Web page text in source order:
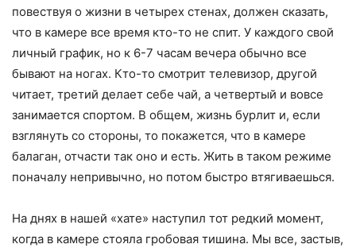
повествуя о жизни в четырех стенах, должен сказать,
что в камере все время кто-то не спит. У каждого свой
личный график, но к 6-7 часам вечера обычно все
бывают на ногах. Кто-то смотрит телевизор, другой
читает, третий делает себе чай, а четвертый и вовсе
занимается спортом. В общем, жизнь бурлит и, если
взглянуть со стороны, то покажется, что в камере
балаган, отчасти так оно и есть. Жить в таком режиме
поначалу непривычно, но потом быстро втягиваешься.
На днях в нашей «хате» наступил тот редкий момент,
когда в камере стояла гробовая тишина. Мы все, застыв,